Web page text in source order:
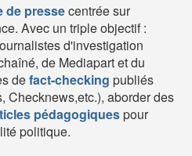
de pressecentrée sur
Avec un triple objectif :
d'investigation
de Mediapart et du
defact-checking publiés
Checknews,etc.), aborder des
pédagogiquespour
politique.